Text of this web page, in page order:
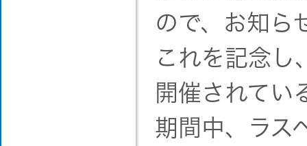
ので、お知ら
これを記念し
開催されて
期間中、ラス